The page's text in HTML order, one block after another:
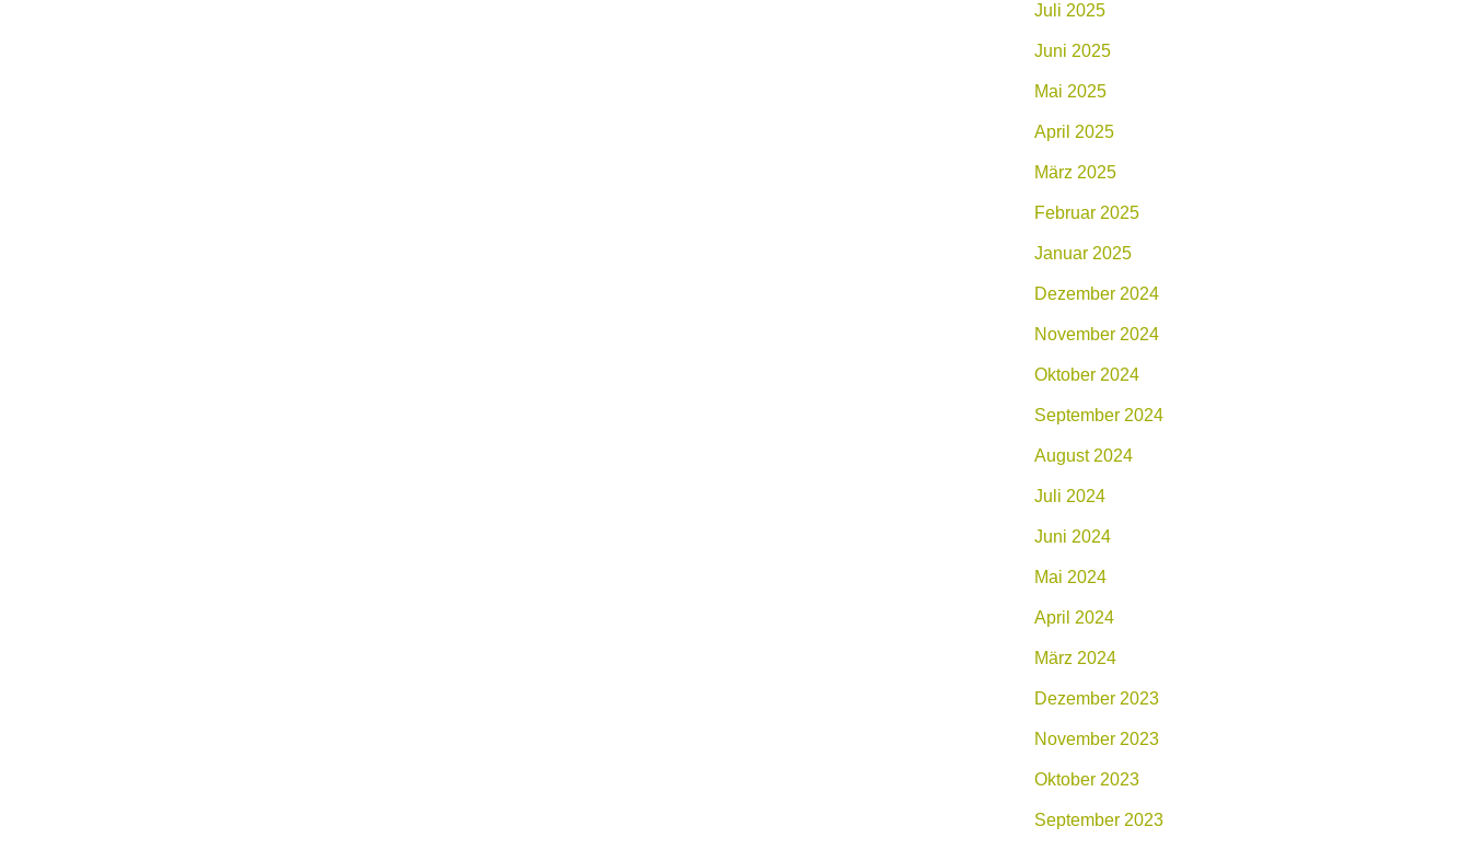
Juli 2025
Juni 2025
Mai 2025
April 2025
März 2025
Februar 2025
Januar 2025
Dezember 2024
November 2024
Oktober 2024
September 2024
August 2024
Juli 2024
Juni 2024
Mai 2024
April 2024
März 2024
Dezember 2023
November 2023
Oktober 2023
September 2023